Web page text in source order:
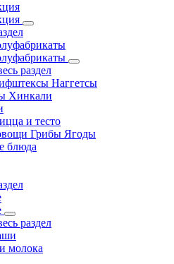
раздел
Наггетсы
Хинкали
и тесто
Грибы Ягоды
блюда
раздел
молока